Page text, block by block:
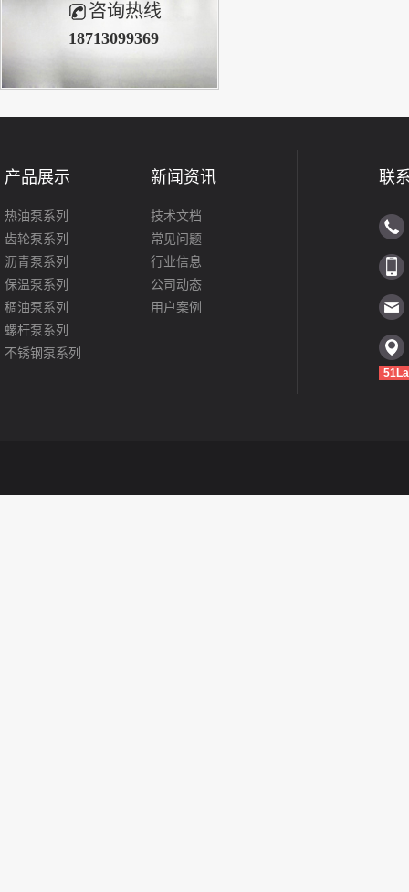
咨询热线
18713099369
产品展示
热油泵系列
齿轮泵系列
沥青泵系列
保温泵系列
稠油泵系列
螺杆泵系列
不锈钢泵系列
新闻资讯
技术文档
常见问题
行业信息
公司动态
用户案例
联
51La